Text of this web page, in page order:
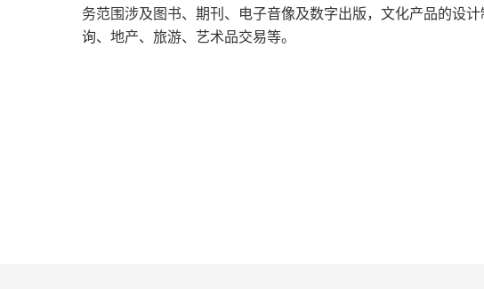
37. 我总是在生气
只要不放弃，改变会不断出现。3. 经验交流医生和患者
对书中的问题作者显然更为专业或者说经验更多一点。
务范围涉及图书、期刊、电子音像及数字出版，文化产品的设
询、地产、旅游、艺术品交易等。